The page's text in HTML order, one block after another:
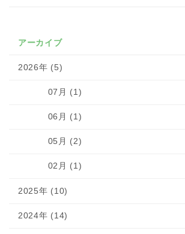
アーカイブ
2026年 (5)
07月 (1)
06月 (1)
05月 (2)
02月 (1)
2025年 (10)
2024年 (14)